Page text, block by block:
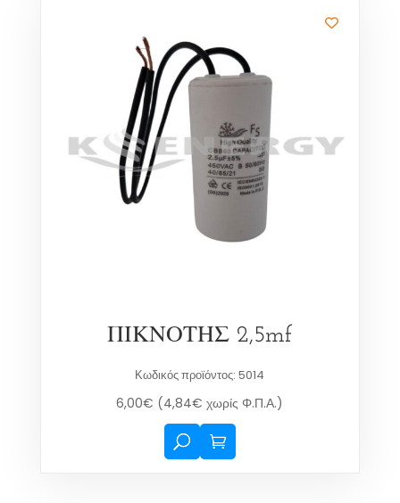
ΠΙΚΝΟΤΗΣ 2,5mf
Κωδικός προϊόντος: 5014
6,00€ (4,84€ χωρίς Φ.Π.Α.)